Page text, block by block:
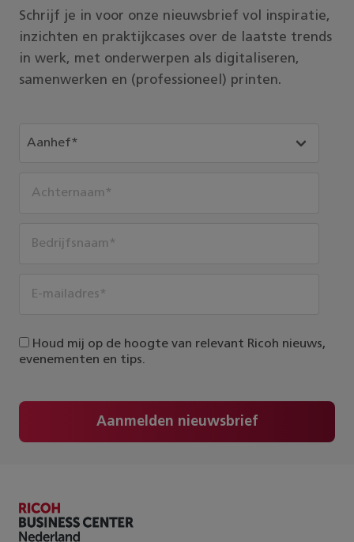
Schrijf je in voor onze nieuwsbrief vol inspiratie,
inzichten en praktijkcases over de laatste trends
in werk, met onderwerpen als digitaliseren,
samenwerken en (professioneel) printen.
Houd mij op de hoogte van relevant Ricoh nieuws,
evenementen en tips.
Aanmelden nieuwsbrief